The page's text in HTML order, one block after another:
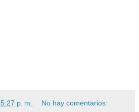
5:27 p. m. No hay comentarios: